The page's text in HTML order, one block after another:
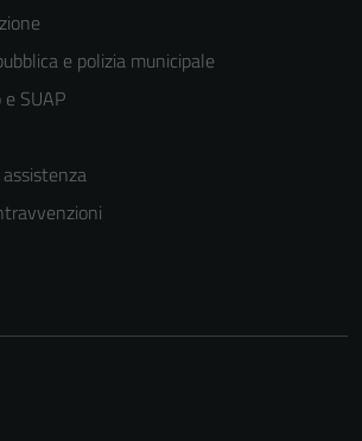
e polizia municipale
SUAP